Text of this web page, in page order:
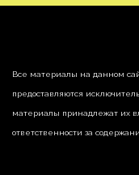
Все материалы на данном
предоставляются
материалы принадлежат их
ответственности за